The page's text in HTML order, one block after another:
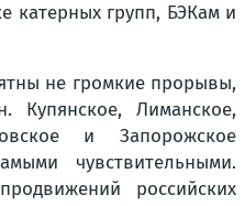
катерных групп, БЭКам и
не громкие прорывы,
Купянское, Лиманское,
и Запорожское
чувствительными.
российских